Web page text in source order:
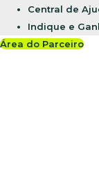
Central de
Indique e
Área do Parceiro